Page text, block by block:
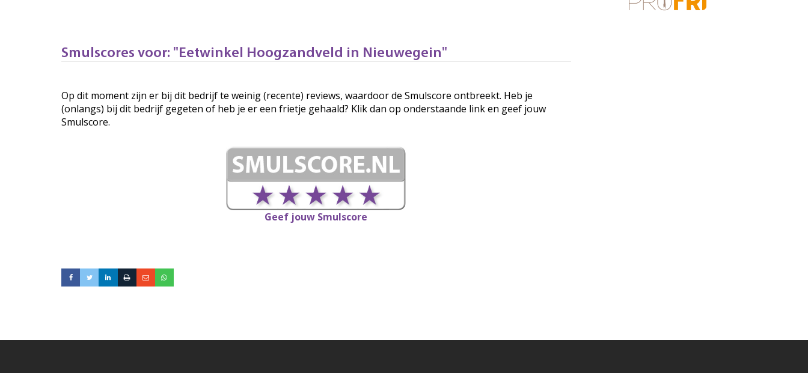
Smulscores voor: "Eetwinkel Hoogzandveld in Nieuwegein"
Op dit moment zijn er bij dit bedrijf te weinig (recente) reviews, waardoor de Smulscore ontbreekt. Heb je
(onlangs) bij dit bedrijf gegeten of heb je er een frietje gehaald? Klik dan op onderstaande link en geef jouw
Smulscore.
Geef jouw Smulscore